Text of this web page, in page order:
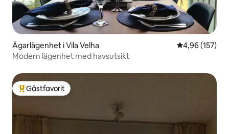
Ägarlägenhet i Vila Velha 4,96 av 5 i
4,96 (157)
Modern lägenhet med havsutsikt
Populär gästfavorit
Gästfavorit